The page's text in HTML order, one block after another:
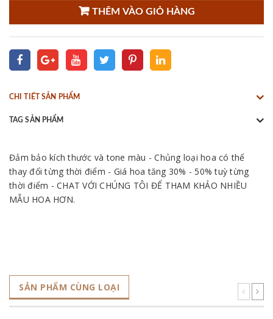
THÊM VÀO GIỎ HÀNG
CHI TIẾT SẢN PHẨM
TAG SẢN PHẨM
Đảm bảo kích thước và tone màu - Chủng loại hoa có thể
thay đổi từng thời điểm - Giá hoa tăng 30% - 50% tuỳ từng
thời điểm - CHAT VỚI CHÚNG TÔI ĐỂ THAM KHẢO NHIỀU
MẪU HOA HƠN.
SẢN PHẨM CÙNG LOẠI